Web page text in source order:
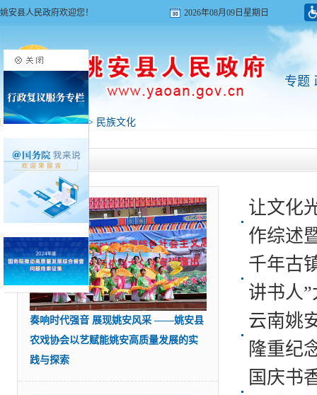
姚安县人民政府欢迎您！ 2026年08月09日星期日
专题
首页>旅游姚安> 民族文化
姚安动态
奏响时代强音 展现姚安风采 ——姚安县
农戏协会以艺赋能姚安高质量发展的实
践与探索
让文化
作综述
千年古
讲书人
云南姚
隆重纪
国庆书